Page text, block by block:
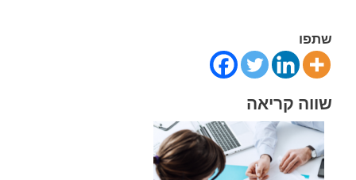
שתפו
שווה קריאה